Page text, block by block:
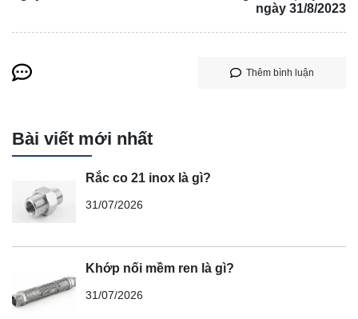
ngày 31/8/2023
Thêm bình luận
Bài viết mới nhất
Rắc co 21 inox là gì?
31/07/2026
Khớp nối mềm ren là gì?
31/07/2026